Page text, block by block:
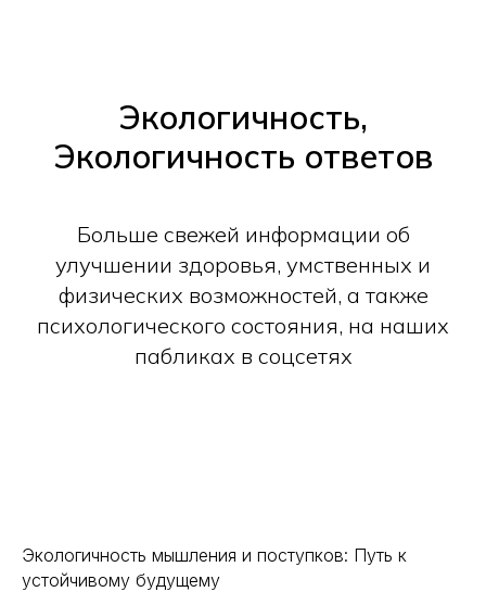
Экологичность,
Экологичность ответов
Больше свежей информации об
улучшении здоровья, умственных и
физических возможностей, а также
психологического состояния, на наших
пабликах в соцсетях
Экологичность мышления и поступков: Путь к
устойчивому будущему